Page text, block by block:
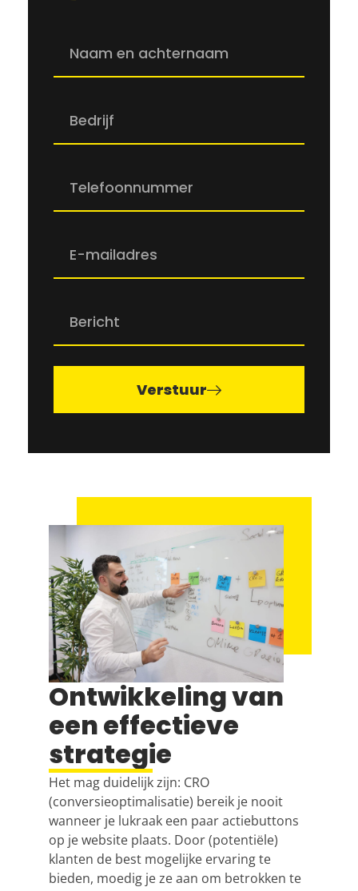
Verstuur
Ontwikkeling van
een effectieve
strategie
Het mag duidelijk zijn: CRO
(conversieoptimalisatie) bereik je nooit
wanneer je lukraak een paar actiebuttons
op je website plaats. Door (potentiële)
klanten de best mogelijke ervaring te
bieden, moedig je ze aan om betrokken te